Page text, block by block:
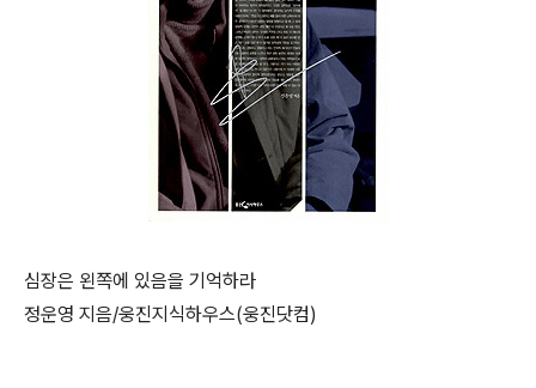
심장은 왼쪽에 있음을 기억하라
정운영 지음/웅진지식하우스(웅진닷컴)